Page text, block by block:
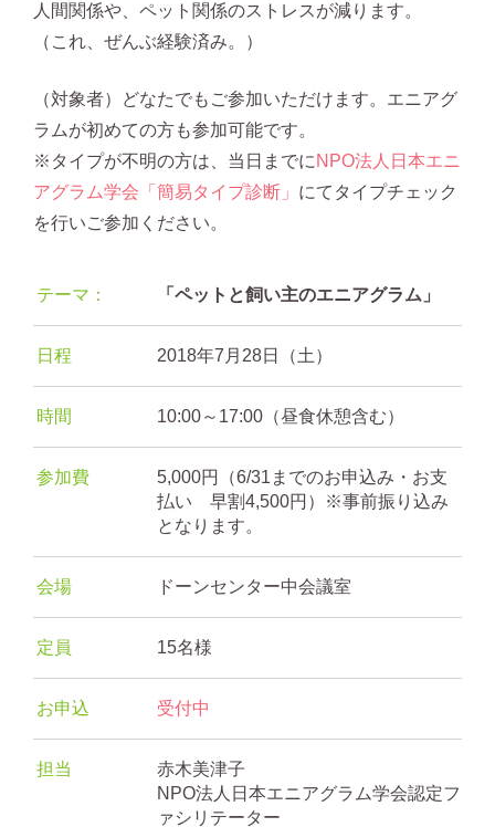
人間関係や、ペット関係のストレスが減ります。
（これ、ぜんぶ経験済み。）
（対象者）どなたでもご参加いただけます。エニアグ
ラムが初めての方も参加可能です。
※タイプが不明の方は、当日までに NPO法人日本エニ
アグラム学会「簡易タイプ診断」 にてタイプチェック
を行いご参加ください。
テーマ： 「ペットと飼い主のエニアグラム」
日程 2018年7月28日（土）
時間 10:00～17:00（昼食休憩含む）
参加費
5,000円（6/31までのお申込み・お支
払い 早割4,500円）※事前振り込み
となります。
会場 ドーンセンター中会議室
定員 15名様
お申込 受付中
担当
赤木美津子
NPO法人日本エニアグラム学会認定フ
ァシリテーター